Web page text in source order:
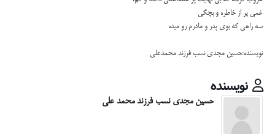
غمی پر از خاطره و بچگی
سه راهی که بوی پدر و مادرم رو میده
نویسنده:حسین مجدی نسب فرزند محمدعلی
نویسنده
حسین مجدی نسب فرزند محمد علی